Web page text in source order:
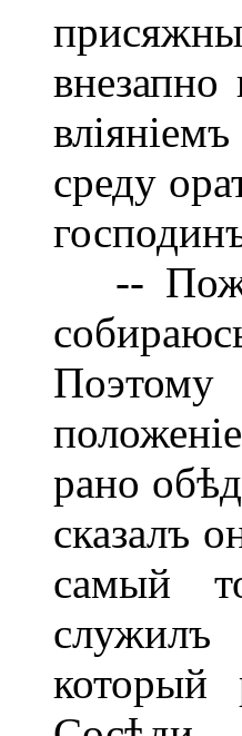
среду
--
рано
сказалъ
самый
который